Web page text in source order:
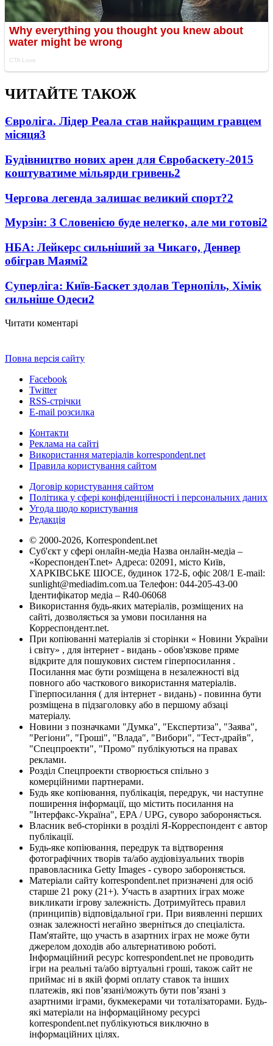
ЧИТАЙТЕ ТАКОЖ
Євроліга. Лідер Реала став найкращим гравцем
місяця3
Будівництво нових арен для Євробаскету-2015
коштуватиме мільярди гривень2
Чергова легенда залишає великий спорт?2
Мурзін: З Словенією буде нелегко, але ми готові2
НБА: Лейкерс сильніший за Чикаго, Денвер
обіграв Маямі2
Суперліга: Київ-Баскет здолав Тернопіль, Хімік
сильніше Одеси2
Читати коментарі
Повна версія сайту
Facebook
Twitter
RSS-стрічки
E-mail розсилка
Контакти
Реклама на сайті
Використання матеріалів korrespondent.net
Правила користування сайтом
Договір користування сайтом
Політика у сфері конфіденційності і персональних даних
Угода щодо користування
Редакція
© 2000-2026, Korrespondent.net
Суб'єкт у сфері онлайн-медіа Назва онлайн-медіа –
«КореспонденТ.net» Адреса: 02091, місто Київ,
ХАРКІВСЬКЕ ШОСЕ, будинок 172-Б, офіс 208/1 E-mail:
sunlight@mediadim.com.ua Телефон: 044-205-43-00
Ідентифікатор медіа – R40-06068
Використання будь-яких матеріалів, розміщених на
сайті, дозволяється за умови посилання на
Корреспондент.net.
При копіюванні матеріалів зі сторінки « Новини України
і світу» , для інтернет - видань - обов'язкове пряме
відкрите для пошукових систем гіперпосилання .
Посилання має бути розміщена в незалежності від
повного або часткового використання матеріалів.
Гіперпосилання ( для інтернет - видань) - повинна бути
розміщена в підзаголовку або в першому абзаці
матеріалу.
Новини з позначками "Думка", "Експертиза", "Заява",
"Регіони", "Гроші", "Влада", "Вибори", "Тест-драйв",
"Спецпроекти", "Промо" публікуються на правах
реклами.
Розділ Спецпроекти створюється спільно з
комерційними партнерами.
Будь яке копіювання, публікація, передрук, чи наступне
поширення інформації, що містить посилання на
"Інтерфакс-Україна", EPA / UPG, суворо забороняється.
Власник веб-сторінки в розділі Я-Корреспондент є автор
публікації.
Будь-яке копіювання, передрук та відтворення
фотографічних творів та/або аудіовізуальних творів
правовласника Getty Images - суворо забороняється.
Матеріали сайту korrespondent.net призначені для осіб
старше 21 року (21+). Участь в азартних іграх може
викликати ігрову залежність. Дотримуйтесь правил
(принципів) відповідальної гри. При виявленні перших
ознак залежності негайно зверніться до спеціаліста.
Пам'ятайте, що участь в азартних іграх не може бути
джерелом доходів або альтернативою роботі.
Інформаційний ресурс korrespondent.net не проводить
ігри на реальні та/або віртуальні гроші, також сайт не
приймає ні в якій формі оплату ставок та інших
платежів, які пов’язані/можуть бути пов’язані з
азартними іграми, букмекерами чи тоталізаторами. Будь-
які матеріали на інформаційному ресурсі
korrespondent.net публікуються виключно в
інформаційних цілях.